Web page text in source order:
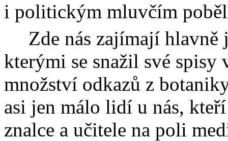
i politickým mluvčím
Zde nás zajímají
kterými se snažil své
množství odkazů z
asi jen málo lidí u nás,
znalce a učitele na poli